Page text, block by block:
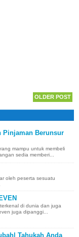
OLDER POST
Pinjaman Berunsur
mampu untuk membeli
sedia memberi...
oleh peserta sesuatu
di dunia dan juga
juga dipanggi...
Tahukah Anda